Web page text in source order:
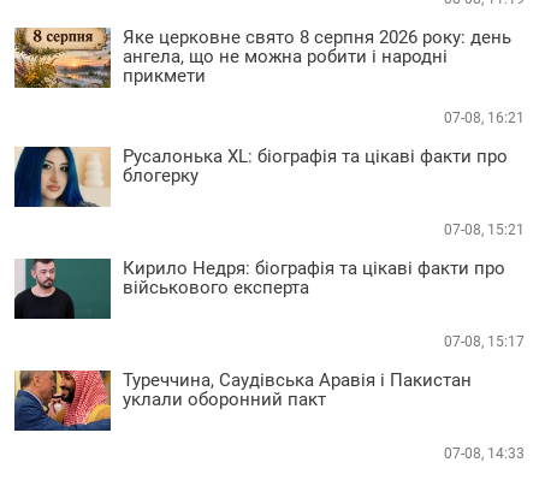
Яке церковне свято 8 серпня 2026 року: день
ангела, що не можна робити і народні
прикмети
07-08, 16:21
Русалонька XL: біографія та цікаві факти про
блогерку
07-08, 15:21
Кирило Недря: біографія та цікаві факти про
військового експерта
07-08, 15:17
Туреччина, Саудівська Аравія і Пакистан
уклали оборонний пакт
07-08, 14:33